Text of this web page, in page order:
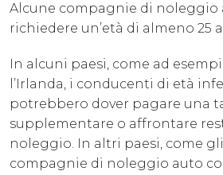
Alcune compagnie di
richiedere un’età di almeno 25
In alcuni paesi, come ad
l’Irlanda, i conducenti di età
potrebbero dover pagare una
supplementare o affrontare
noleggio. In altri paesi, come
compagnie di noleggio auto